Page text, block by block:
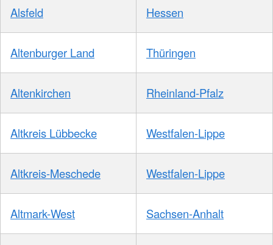
Alsfeld Hessen
Altenburger Land Thüringen
Altenkirchen Rheinland-Pfalz
Altkreis Lübbecke Westfalen-Lippe
Altkreis-Meschede Westfalen-Lippe
Altmark-West Sachsen-Anhalt